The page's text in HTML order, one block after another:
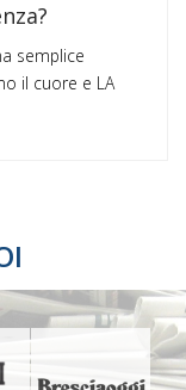
semplice
il cuore e LA